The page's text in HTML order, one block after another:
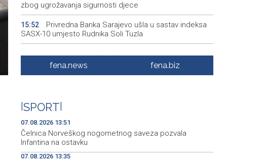
zbog ugrožavanja sigurnosti djece
15:52
Privredna Banka Sarajevo ušla u sastav indeksa
SASX-10 umjesto Rudnika Soli Tuzla
Oko 150 izlagača stiže u Gradačac na 53.
Međunarodni sajam šljive
15:42
Goražde residents protest over repeated water
outages
fena.news fena.biz
SPORT
07.08.2026 13:51
Čelnica Norveškog nogometnog saveza pozvala
Infantina na ostavku
07.08.2026 13:35